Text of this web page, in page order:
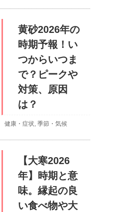
黄砂2026年の
時期予報！い
つからいつま
で？ピークや
対策、原因
は？
健康・症状, 季節・気候
【大寒2026
年】時期と意
味。縁起の良
い食べ物や大